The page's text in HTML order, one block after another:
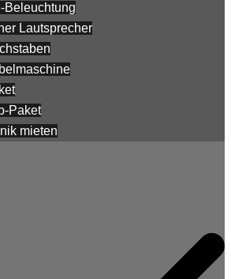
Beleuchtung
Lautsprecher
Paket
mieten